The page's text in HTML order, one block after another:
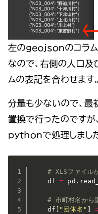
左のgeojsonのコラム
なので、右側の人口及
ムの表記を合わせます。
分量も少ないので、最
置換で行ったのですが
pythonで処理しました
# XLSファイル
    df
= pd .
# 市町村名から
    df
[ "団体名" ]